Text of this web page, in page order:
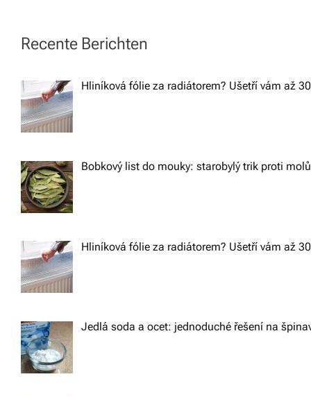
n
a
v
i
g
a
t
i
o
n
Recente Berichten
Hliníková fólie za radiátorem? Ušetří vám až
Bobkový list do mouky: starobylý trik proti
Hliníková fólie za radiátorem? Ušetří vám až
Jedlá soda a ocet: jednoduché řešení na